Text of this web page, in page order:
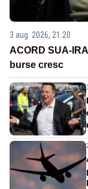
3 aug. 2026, 21:20
ACORD SUA-
burse cresc